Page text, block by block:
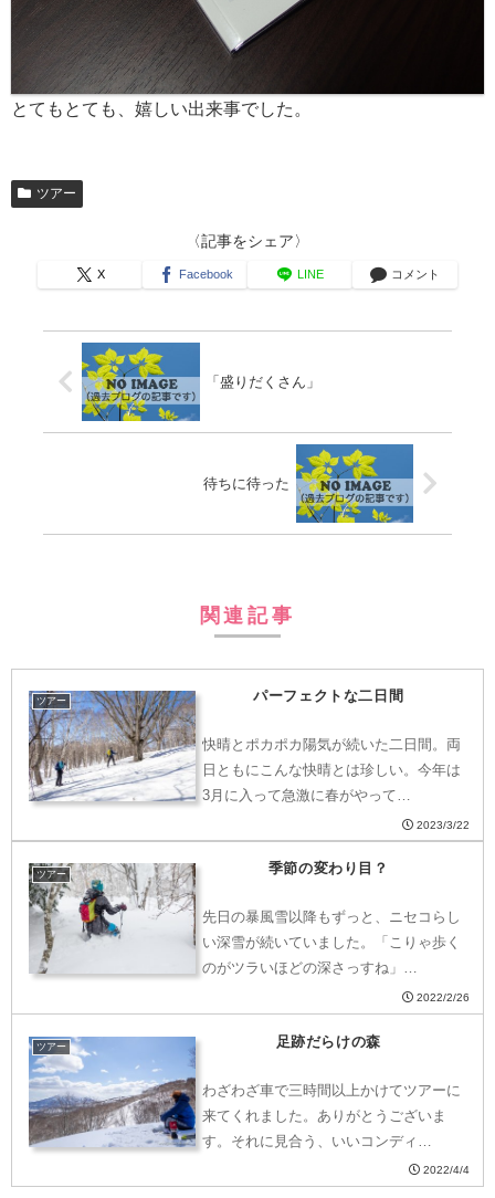
とてもとても、嬉しい出来事でした。
ツアー
〈記事をシェア〉
X Facebook LINE コメント
「盛りだくさん」
待ちに待った
関連記事
ツアー パーフェクトな二日間
快晴とポカポカ陽気が続いた二日間。両
日ともにこんな快晴とは珍しい。今年は
3月に入って急激に春がやって…
2023/3/22
ツアー 季節の変わり目？
先日の暴風雪以降もずっと、ニセコらし
い深雪が続いていました。「こりゃ歩く
のがツラいほどの深さっすね」…
2022/2/26
ツアー 足跡だらけの森
わざわざ車で三時間以上かけてツアーに
来てくれました。ありがとうございま
す。それに見合う、いいコンディ…
2022/4/4